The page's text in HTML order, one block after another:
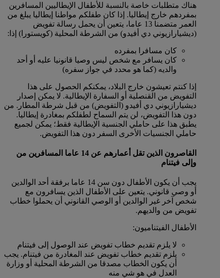
هناك متطلبات خاصة بالنسبة للأطفال الإيطاليين المسافرين
بمفردهم خارج إيطاليا. إذا كان طفلكم مواطنا إيطاليا يبلغ من
العمر متضمنا 13 عاما، يتعين أن يحمل رسالة تفويض
(ديشيارازيوني دي أفيدو) من الشرطة المحلية (كويستورا) إذا:
كان مسافرا بمفرده
كان يسافر مع شخص ليس وصيا قانونيا عليه أو أحد
والديه (كما هو محدد في جواز سفره)
إذا كنتم تعيشون خارج البلاد، يمكنكم الحصول على هذا
التفويض من القنصلية أو السفارة الإيطالية. لا يمكن إصدار
ديشيارازيوني دي أفيدو (التفويض) من قبل شرطة المطار. من
دون هذا التفويض، لن يتم السماح لطفلكم بمغادرة إيطاليا.
يطبق هذا على حاملي الجنسية الإيطالية فقط؛ يمكن لجميع
حاملي الجنسيات الأخرى السفر دون هذا التفويض.
القاصرون الذين تقل أعمارهم عن 14 عاما المسافرين من
وإلى فيتنام
يجب أن يكون الأطفال دون سن 14 عاما برفقة أحد الوالدين
أو وصي قانوني. يتعين على الأطفال الذين يسافرون مع
شخص آخر غير الوالدين أو الوصي القانوني أن يحملوا خطاب
تفويض من والديهم.
الأطفال الفيتناميون:
لا يلزم تقديم خطاب تفويض عند الوصول إلى فيتنام
يلزم تقديم خطاب تفويض عند المغادرة من فيتنام. يجب
أن يكون الخطاب مصدقا من الشرطة المحلية أو وزارة
العدل في هو شي منه